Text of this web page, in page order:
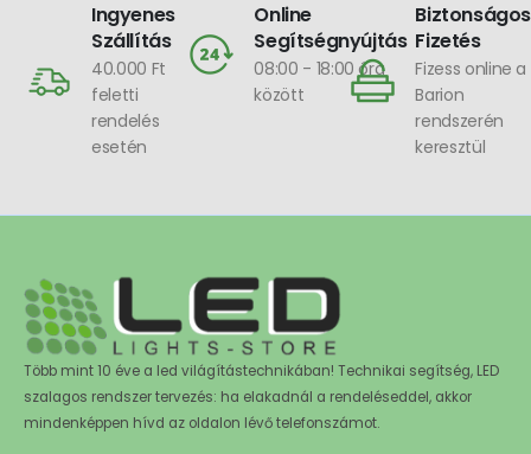
Ingyenes
Szállítás
40.000 Ft
feletti
rendelés
esetén
Online
Segítségnyújtás
08:00 - 18:00 óra
között
Biztonságos
Fizetés
Fizess online a
Barion
rendszerén
keresztül
Több mint 10 éve a led világítástechnikában! Technikai segítség, LED
szalagos rendszer tervezés: ha elakadnál a rendeléseddel, akkor
mindenképpen hívd az oldalon lévő telefonszámot.